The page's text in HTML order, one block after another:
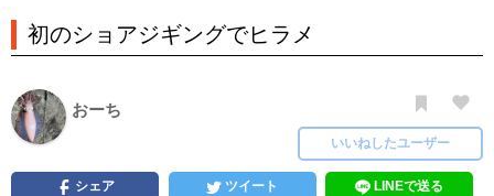
初のショアジギングでヒラメ
おーち
いいねしたユーザー
シェア ツイート LINEで送る